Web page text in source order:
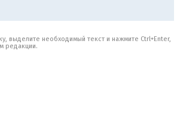
выделите необходимый текст и нажмите Ctrl+Enter,
редакции.